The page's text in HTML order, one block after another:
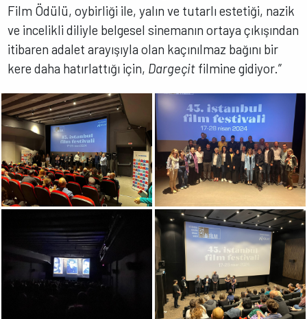
Film Ödülü, oybirliği ile, yalın ve tutarlı estetiği, nazik
ve incelikli diliyle belgesel sinemanın ortaya çıkışından
itibaren adalet arayışıyla olan kaçınılmaz bağını bir
kere daha hatırlattığı için, Dargeçit filmine gidiyor.”